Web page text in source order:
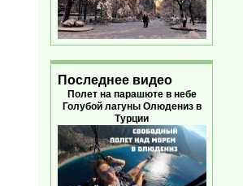
Последнее видео
Полет на парашюте в небе
Голубой лагуны Олюдениз в
Турции